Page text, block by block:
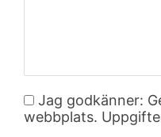
Jag godkänner:
webbplats.